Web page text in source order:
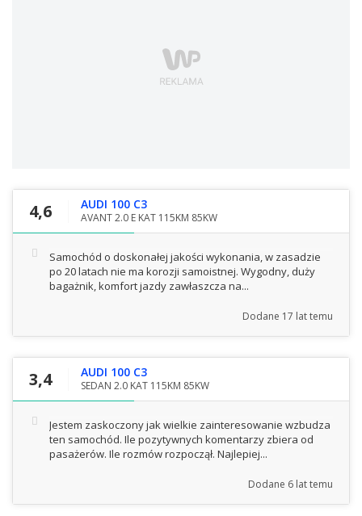
4,6 AUDI 100 C3
AVANT 2.0 E KAT 115KM 85KW
Samochód o doskonałej jakości wykonania, w zasadzie
po 20 latach nie ma korozji samoistnej. Wygodny, duży
bagażnik, komfort jazdy zawłaszcza na...
Dodane 17 lat temu
3,4 AUDI 100 C3
SEDAN 2.0 KAT 115KM 85KW
Jestem zaskoczony jak wielkie zainteresowanie wzbudza
ten samochód. Ile pozytywnych komentarzy zbiera od
pasażerów. Ile rozmów rozpoczął. Najlepiej...
Dodane 6 lat temu